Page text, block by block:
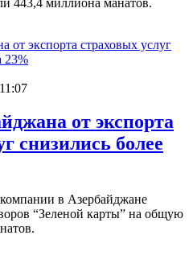
от экспорта
снизились более
в Азербайджане
“Зеленой карты” на общую